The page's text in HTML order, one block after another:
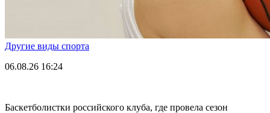
Другие виды спорта
06.08.26 16:24
Баскетболистки российского клуба, где провела сезон